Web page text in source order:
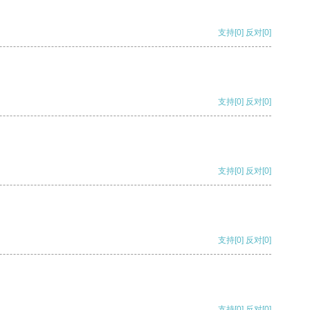
支持[0] 反对[0]
支持[0] 反对[0]
支持[0] 反对[0]
支持[0] 反对[0]